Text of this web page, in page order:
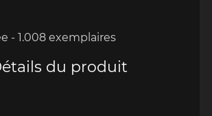
- 1.008 exemplaires
du produit